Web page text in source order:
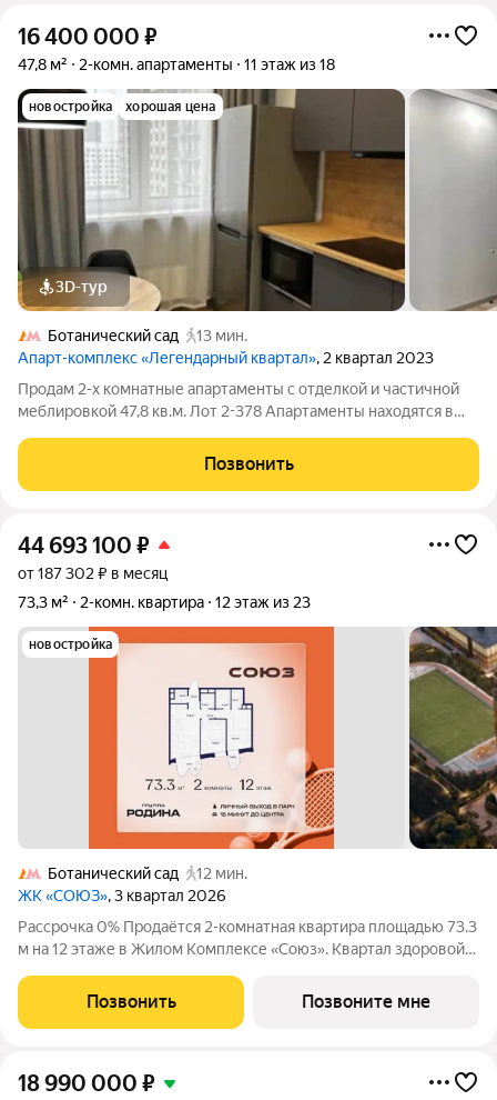
16 400 000 ₽
47,8 м² 2-комн. апартаменты 11 этаж из 18
новостройка хорошая цена
3D-тур
Ботанический сад
13 мин.
Апарт-комплекс «Легендарный квартал», 2 квартал 2023
Продам 2-х комнатные апартаменты с отделкой и частичной
меблировкой 47,8 кв.м. Лот 2-378 Апартаменты находятся в
северо-востоке столицы, в непосредственной близости от
Ботанического сада. С
Позвонить
44 693 100 ₽
от 187 302 ₽ в месяц
73,3 м²
2-комн. квартира 12 этаж из 23
новостройка
Ботанический сад
12 мин.
ЖК «СОЮЗ», 3 квартал 2026
Рассрочка 0% Продаётся 2-комнатная квартира площадью 73.3
м на 12 этаже в Жилом Комплексе «Союз». Квартал здоровой
олимпийских видов спорта: - Ледовая арена для хоккея и
фигурного катания, - Футбольные
Позвонить Позвоните мне
18 990 000 ₽